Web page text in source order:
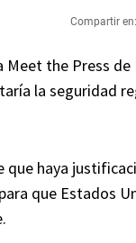
Compartir en:
the Press
la seguridad
haya
que Estados